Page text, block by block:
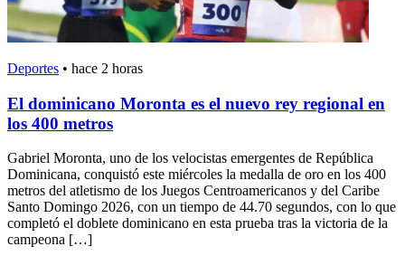
Deportes • hace 2 horas
El dominicano Moronta es el nuevo rey regional en
los 400 metros
Gabriel Moronta, uno de los velocistas emergentes de República
Dominicana, conquistó este miércoles la medalla de oro en los 400
metros del atletismo de los Juegos Centroamericanos y del Caribe
Santo Domingo 2026, con un tiempo de 44.70 segundos, con lo que
completó el doblete dominicano en esta prueba tras la victoria de la
campeona […]